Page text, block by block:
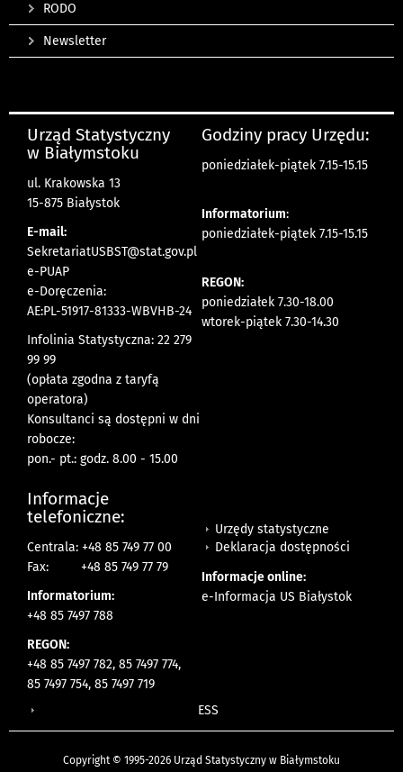
RODO
Newsletter
Urząd Statystyczny
w Białymstoku
ul. Krakowska 13
15-875 Białystok
E-mail:
SekretariatUSBST@stat.gov.pl
e-PUAP
e-Doręczenia:
AE:PL-51917-81333-WBVHB-24
Infolinia Statystyczna: 22 279
99 99
(opłata zgodna z taryfą
operatora)
Konsultanci są dostępni w dni
robocze:
pon.- pt.: godz. 8.00 - 15.00
Godziny pracy Urzędu:
poniedziałek-piątek 7.15-15.15
Informatorium:
poniedziałek-piątek 7.15-15.15
REGON:
poniedziałek 7.30-18.00
wtorek-piątek 7.30-14.30
Informacje
telefoniczne:
Centrala: +48 85 749 77 00
Fax:
+48 85 749 77 79
Informatorium:
+48 85 7497 788
REGON:
+48 85 7497 782, 85 7497 774,
85 7497 754, 85 7497 719
Urzędy statystyczne
Deklaracja dostępności
Informacje online:
e-Informacja US Białystok
ESS
Copyright © 1995-2026 Urząd Statystyczny w Białymstoku